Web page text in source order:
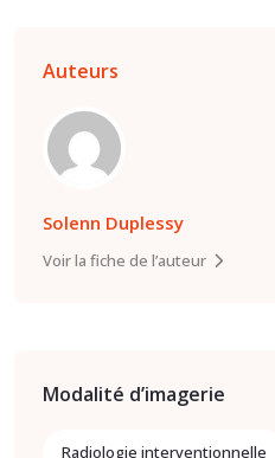
Auteurs
Solenn Duplessy
Voir la fiche de l’auteur
Modalité d’imagerie
Radiologie interventionnelle